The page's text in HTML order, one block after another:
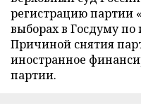
регистрацию партии
выборах в Госдуму по
Причиной снятия
иностранное
партии.